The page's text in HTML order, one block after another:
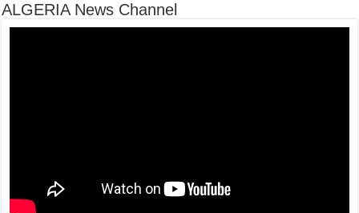
ALGERIA News Channel